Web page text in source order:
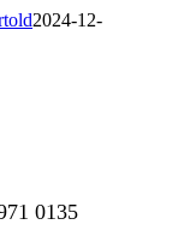
2024-12-
0135